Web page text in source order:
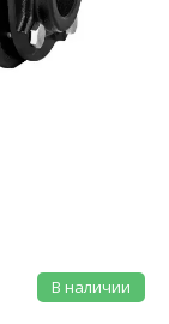
В наличии